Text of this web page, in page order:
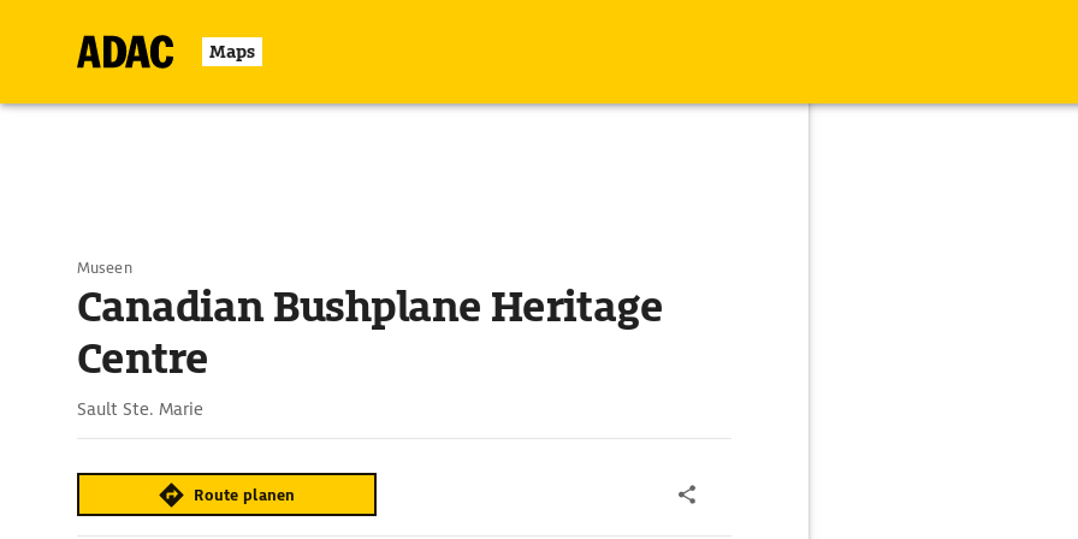
Maps
Museen
Canadian Bushplane Heritage
Centre
Sault Ste. Marie
Route planen